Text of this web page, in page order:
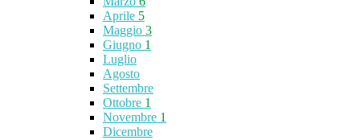
Aprile 5
Maggio 3
Giugno 1
Luglio
Agosto
Settembre
Ottobre 1
Novembre 1
Dicembre